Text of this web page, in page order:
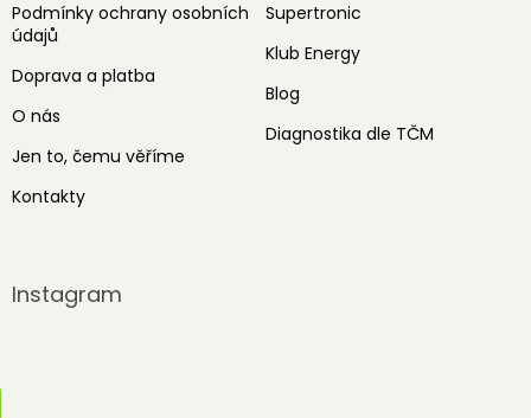
Podmínky ochrany osobních
údajů
Doprava a platba
O nás
Jen to, čemu věříme
Kontakty
Supertronic
Klub Energy
Blog
Diagnostika dle TČM
Instagram